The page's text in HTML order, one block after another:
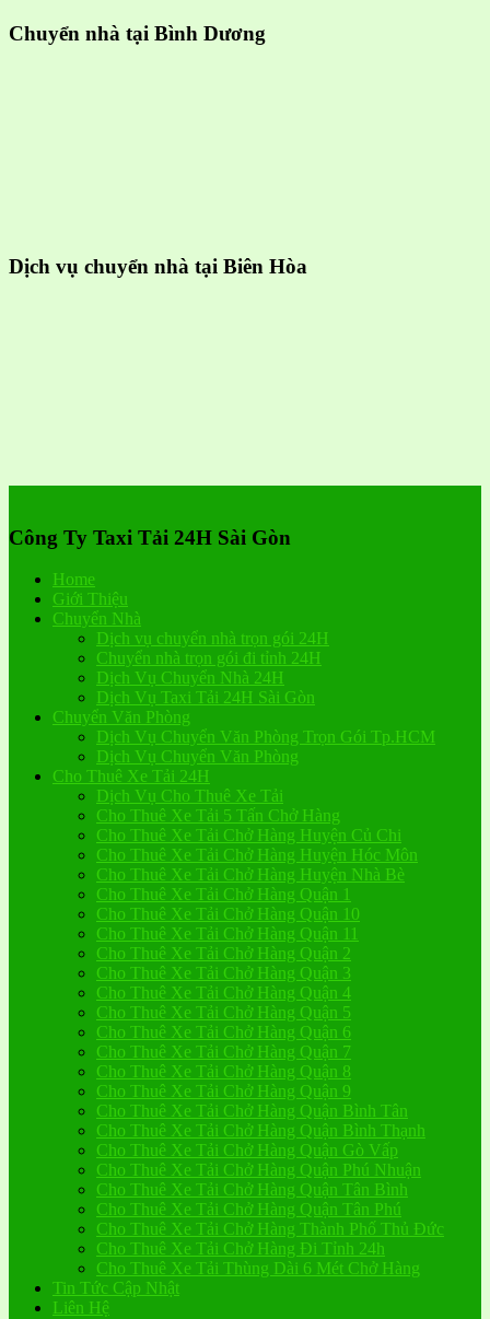
Chuyển nhà tại Bình Dương
Dịch vụ chuyển nhà tại Biên Hòa
Công Ty Taxi Tải 24H Sài Gòn
Home
Giới Thiệu
Chuyển Nhà
Dịch vụ chuyển nhà trọn gói 24H
Chuyển nhà trọn gói đi tỉnh 24H
Dịch Vụ Chuyển Nhà 24H
Dịch Vụ Taxi Tải 24H Sài Gòn
Chuyển Văn Phòng
Dịch Vụ Chuyển Văn Phòng Trọn Gói Tp.HCM
Dịch Vụ Chuyển Văn Phòng
Cho Thuê Xe Tải 24H
Dịch Vụ Cho Thuê Xe Tải
Cho Thuê Xe Tải 5 Tấn Chở Hàng
Cho Thuê Xe Tải Chở Hàng Huyện Củ Chi
Cho Thuê Xe Tải Chở Hàng Huyện Hóc Môn
Cho Thuê Xe Tải Chở Hàng Huyện Nhà Bè
Cho Thuê Xe Tải Chở Hàng Quận 1
Cho Thuê Xe Tải Chở Hàng Quận 10
Cho Thuê Xe Tải Chở Hàng Quận 11
Cho Thuê Xe Tải Chở Hàng Quận 2
Cho Thuê Xe Tải Chở Hàng Quận 3
Cho Thuê Xe Tải Chở Hàng Quận 4
Cho Thuê Xe Tải Chở Hàng Quận 5
Cho Thuê Xe Tải Chở Hàng Quận 6
Cho Thuê Xe Tải Chở Hàng Quận 7
Cho Thuê Xe Tải Chở Hàng Quận 8
Cho Thuê Xe Tải Chở Hàng Quận 9
Cho Thuê Xe Tải Chở Hàng Quận Bình Tân
Cho Thuê Xe Tải Chở Hàng Quận Bình Thạnh
Cho Thuê Xe Tải Chở Hàng Quận Gò Vấp
Cho Thuê Xe Tải Chở Hàng Quận Phú Nhuận
Cho Thuê Xe Tải Chở Hàng Quận Tân Bình
Cho Thuê Xe Tải Chở Hàng Quận Tân Phú
Cho Thuê Xe Tải Chở Hàng Thành Phố Thủ Đức
Cho Thuê Xe Tải Chở Hàng Đi Tỉnh 24h
Cho Thuê Xe Tải Thùng Dài 6 Mét Chở Hàng
Tin Tức Cập Nhật
Liên Hệ